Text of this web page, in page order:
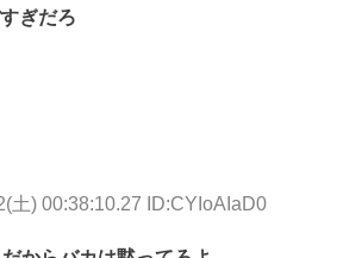
ぎだろ
土) 00:38:10.27 ID:CYIoAIaD0